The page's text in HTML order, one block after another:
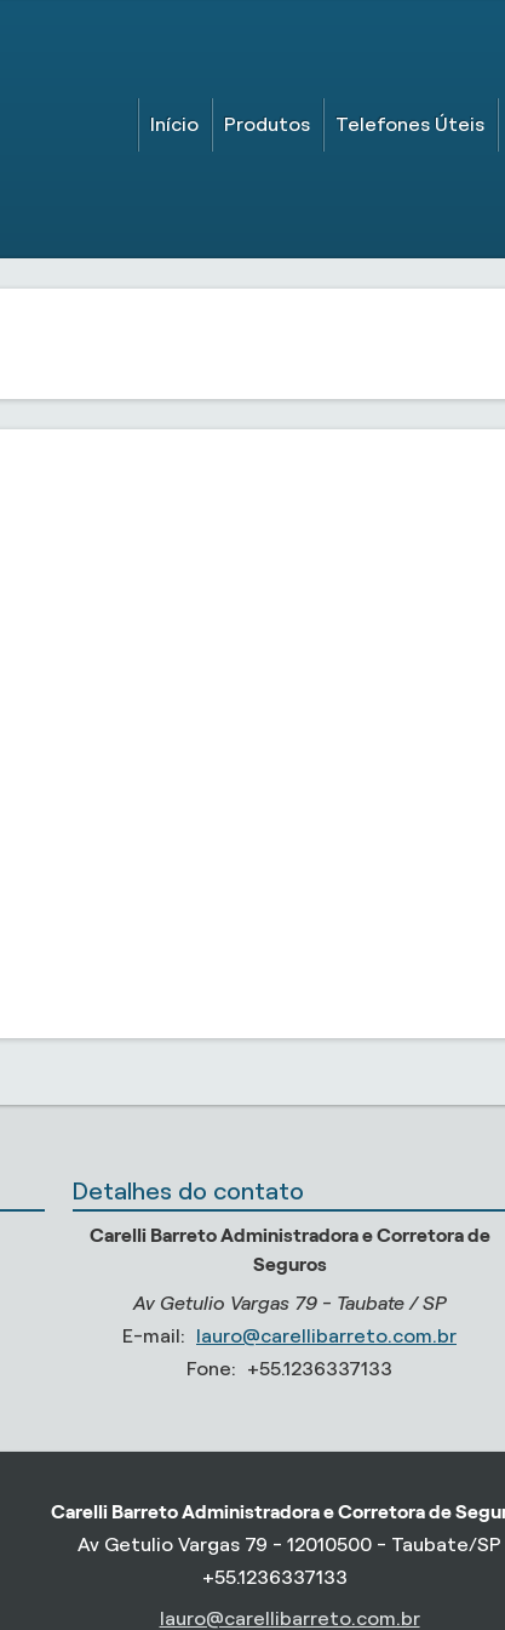
Início Produtos Telefones Úteis
Detalhes do contato
Carelli Barreto Administradora e Corretora de
Seguros
Av Getulio Vargas 79 - Taubate / SP
E-mail:
lauro@carellibarreto.com.br
Fone:
+55.1236337133
Carelli Barreto Administradora e Corretora de
Av Getulio Vargas 79 - 12010500 - Taubate/SP
+55.1236337133
lauro@carellibarreto.com.br